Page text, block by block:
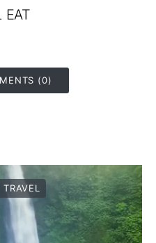
EAT
(0)
TRAVEL